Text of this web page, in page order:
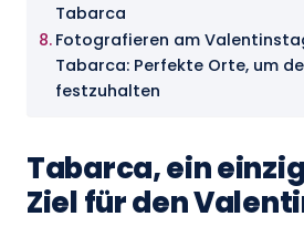
Tabarca
Fotografieren am
Tabarca: Perfekte Orte, um
festzuhalten
Tabarca, ein
Ziel für den